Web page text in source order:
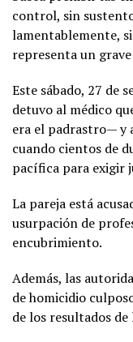
control, sin
lamentablemente,
representa un
Este sábado, 27 de
detuvo al médico
era el padrastro— y
cuando cientos de
pacífica para exigir
La pareja está
usurpación de
encubrimiento.
Además, las
de homicidio
de los resultados